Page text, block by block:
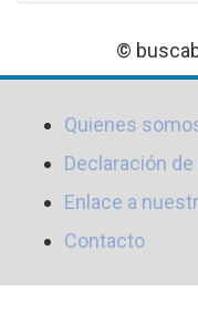
©
Quienes
Declaración
Enlace a
Contacto